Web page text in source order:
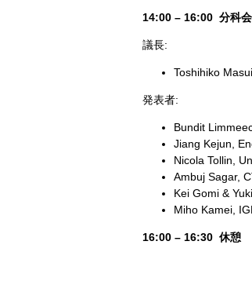
14:00 – 16:00 分科
議長:
Toshihiko
発表者:
Bundit
Jiang Kejun,
Nicola Tollin,
Ambuj Sagar,
Kei Gomi &
Miho Kamei,
16:00 – 16:30 休憩